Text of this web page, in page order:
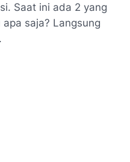
Saat ini ada 2 yang
saja? Langsung